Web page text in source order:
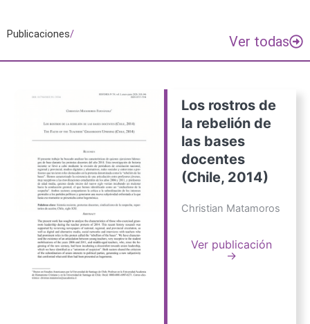
Publicaciones/ Ver todas
Los rostros de
la rebelión de
las bases
docentes
(Chile, 2014)
Christian Matamoros
Ver publicación
→